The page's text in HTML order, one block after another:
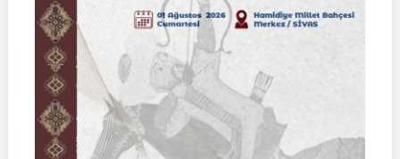
İSİM
LİSTELERİ